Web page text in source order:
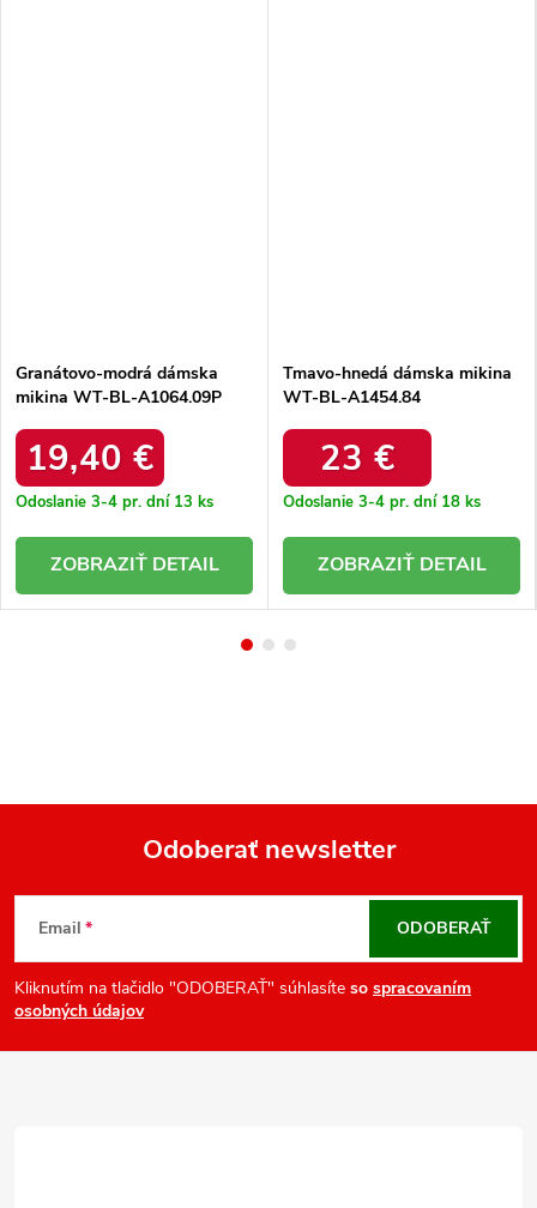
Granátovo-modrá dámska
mikina WT-BL-A1064.09P
19,40 €
Odoslanie 3-4 pr. dní 13 ks
DETAIL
Tmavo-hnedá dámska mikina
WT-BL-A1454.84
23 €
Odoslanie 3-4 pr. dní 18 ks
DETAIL
i
Odoberať newsletter
Email
Kliknutím na tlačidlo "ODOBERAŤ" súhlasíte so spracovaním
osobných údajov
ODOBERAŤ